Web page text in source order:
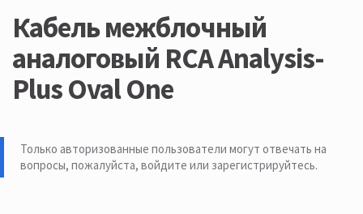
Кабель межблочный
аналоговый RCA Analysis-
Plus Oval One
Только авторизованные пользователи могут отвечать на
вопросы, пожалуйста, войдите или зарегистрируйтесь.